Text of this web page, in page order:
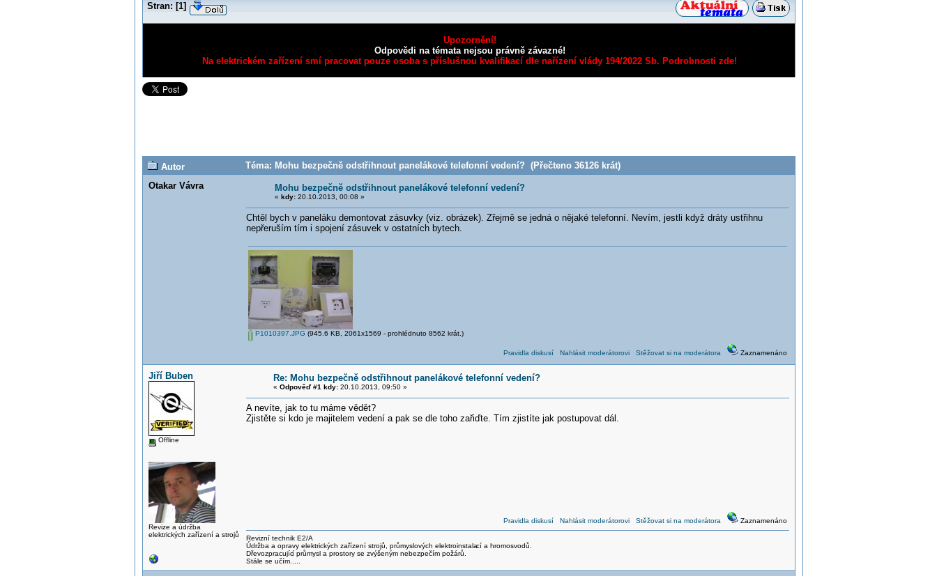
Stran: [1]
Upozornění!
Odpovědi na témata nejsou právně závazné!
Na elektrickém zařízení smí pracovat pouze osoba s příslušnou kvalifikací dle nařízení vlády 194/2022 Sb. Podrobnosti zde!
Autor
Téma: Mohu bezpečně odstřihnout panelákové telefonní vedení? (Přečteno 36126 krát)
Otakar Vávra
Mohu bezpečně odstřihnout panelákové telefonní vedení?
« kdy:20.10.2013, 00:08 »
Chtěl bych v paneláku demontovat zásuvky (viz. obrázek). Zřejmě se jedná o nějaké telefonní. Nevím, jestli když dráty ustřihnu
nepřeruším tím i spojení zásuvek v ostatních bytech.
P1010397.JPG (945.6 KB, 2061x1569 - prohlédnuto 8562 krát.)
Pravidla diskusí Nahlásit moderátorovi Stěžovat si na moderátora Zaznamenáno
Jiří Buben
Offline
Revize a údržba
elektrických zařízení a strojů
Re: Mohu bezpečně odstřihnout panelákové telefonní vedení?
« Odpověď #1 kdy:20.10.2013, 09:50 »
A nevíte, jak to tu máme vědět?
Zjistěte si kdo je majitelem vedení a pak se dle toho zařiďte. Tím zjistíte jak postupovat dál.
Pravidla diskusí Nahlásit moderátorovi Stěžovat si na moderátora Zaznamenáno
Revizní technik E2/A
Údržba a opravy elektrických zařízení strojů, průmyslových elektroinstalací a hromosvodů.
Dřevozpracující průmysl a prostory se zvýšeným nebezpečím požárů.
Stále se učím.....